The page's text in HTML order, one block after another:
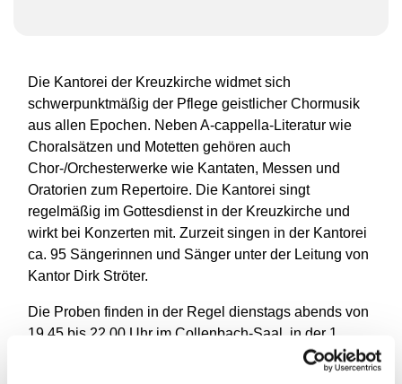
Die Kantorei der Kreuzkirche widmet sich
schwerpunktmäßig der Pflege geistlicher Chormusik
aus allen Epochen. Neben A-cappella-Literatur wie
Choralsätzen und Motetten gehören auch
Chor-/Orchesterwerke wie Kantaten, Messen und
Oratorien zum Repertoire. Die Kantorei singt
regelmäßig im Gottesdienst in der Kreuzkirche und
wirkt bei Konzerten mit. Zurzeit singen in der Kantorei
ca. 95 Sängerinnen und Sänger unter der Leitung von
Kantor Dirk Ströter.
Die Proben finden in der Regel dienstags abends von
19.45 bis 22.00 Uhr im Collenbach-Saal, in der 1.